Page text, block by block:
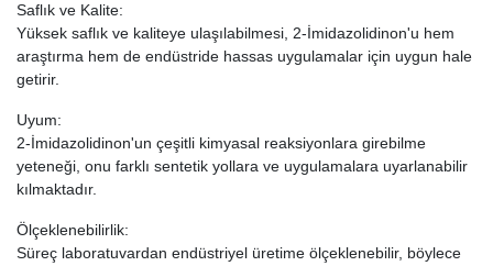
Saflık ve Kalite:
Yüksek saflık ve kaliteye ulaşılabilmesi, 2-İmidazolidinon'u hem
araştırma hem de endüstride hassas uygulamalar için uygun hale
getirir.
Uyum:
2-İmidazolidinon'un çeşitli kimyasal reaksiyonlara girebilme
yeteneği, onu farklı sentetik yollara ve uygulamalara uyarlanabilir
kılmaktadır.
Ölçeklenebilirlik:
Süreç laboratuvardan endüstriyel üretime ölçeklenebilir, böylece